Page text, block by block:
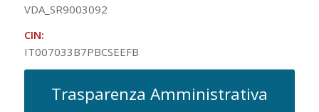
VDA_SR9003092
CIN:
IT007033B7PBCSEEFB
Trasparenza Amministrativa